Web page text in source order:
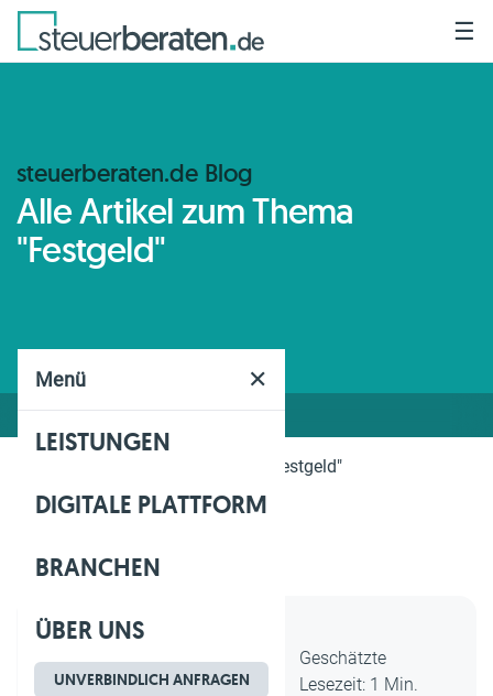
Menü ✕
LEISTUNGEN
DIGITALE PLATTFORM
BRANCHEN
ÜBER UNS
UNVERBINDLICH ANFRAGEN
☰
steuerberaten.de Blog
Alle Artikel zum Thema
"Festgeld"
"Festgeld"
Dipl.-Kfm. Christian Gebert,
erstellt am 26.04.2023
Geschätzte
Lesezeit: 1 Min.